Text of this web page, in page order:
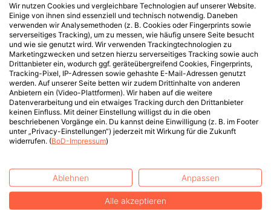
Wir nutzen Cookies und vergleichbare Technologien auf unserer Website.
Einige von ihnen sind essenziell und technisch notwendig. Daneben
verwenden wir Analysemethoden (z. B. Cookies oder Fingerprints sowie
serverseitiges Tracking), um zu messen, wie häufig unsere Seite besucht
und wie sie genutzt wird. Wir verwenden Trackingtechnologien zu
Marketingzwecken und setzen hierzu serverseitiges Tracking sowie auch
Drittanbieter ein, wodurch ggf. geräteübergreifend Cookies, Fingerprints,
Tracking-Pixel, IP-Adressen sowie gehashte E-Mail-Adressen genutzt
werden. Auf unserer Seite betten wir zudem Drittinhalte von anderen
Anbietern ein (Video-Plattformen). Wir haben auf die weitere
Datenverarbeitung und ein etwaiges Tracking durch den Drittanbieter
keinen Einfluss. Mit deiner Einstellung willigst du in die oben
beschriebenen Vorgänge ein. Du kannst deine Einwilligung (z. B. im Footer
unter „Privacy-Einstellungen“) jederzeit mit Wirkung für die Zukunft
widerrufen. (BoD-Impressum)
Ablehnen Anpassen
Alle akzeptieren